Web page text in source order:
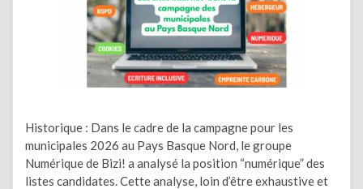
Historique : Dans le cadre de la campagne pour les
municipales 2026 au Pays Basque Nord, le groupe
Numérique de Bizi! a analysé la position “numérique” des
listes candidates. Cette analyse, loin d’être exhaustive et